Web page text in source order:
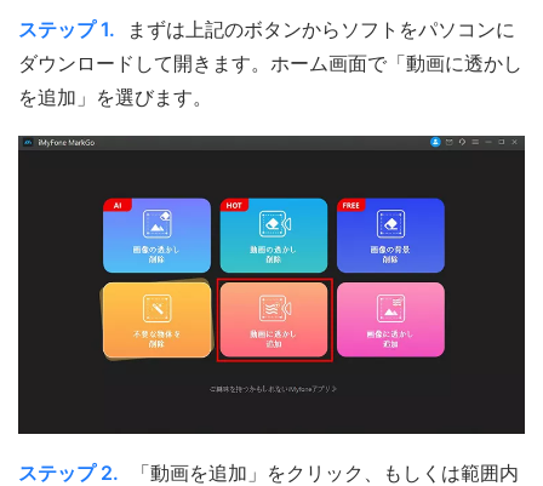
ステップ 1.
まずは上記のボタンからソフトをパソコンに
ダウンロードして開きます。ホーム画面で「動画に透かし
を追加」を選びます。
ステップ 2.
「動画を追加」をクリック、もしくは範囲内